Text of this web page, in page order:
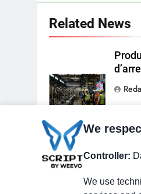
Related News
per
We
Controller:
We use